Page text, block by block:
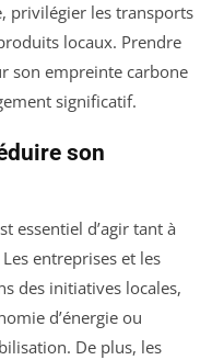
privilégier les transports
locaux. Prendre
son empreinte carbone
significatif.
son
essentiel d’agir tant à
entreprises et les
des initiatives locales,
d’énergie ou
De plus, les